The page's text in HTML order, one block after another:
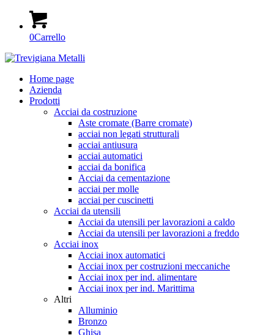
0Carrello
Home page
Azienda
Prodotti
Acciai da costruzione
Aste cromate (Barre cromate)
acciai non legati strutturali
acciai antiusura
acciai automatici
acciai da bonifica
Acciai da cementazione
acciai per molle
acciai per cuscinetti
Acciai da utensili
Acciai da utensili per lavorazioni a caldo
Acciai da utensili per lavorazioni a freddo
Acciai inox
Acciai inox automatici
Acciai inox per costruzioni meccaniche
Acciai inox per ind. alimentare
Acciai inox per ind. Marittima
Altri
Alluminio
Bronzo
Ghisa